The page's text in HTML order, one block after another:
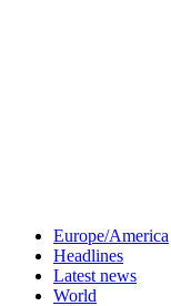
Europe/America
Headlines
Latest news
World